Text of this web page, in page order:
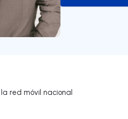
red móvil nacional